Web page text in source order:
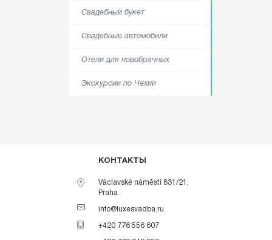
Свадебный букет
Свадебные автомобили
Отели для новобрачных
Экскурсии по Чехии
КОНТАКТЫ
Václavské náměstí 831/21,
Praha
info@luxesvadba.ru
+420 776 556 607